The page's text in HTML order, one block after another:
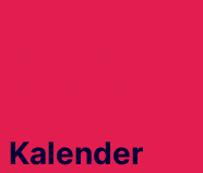
Kalender